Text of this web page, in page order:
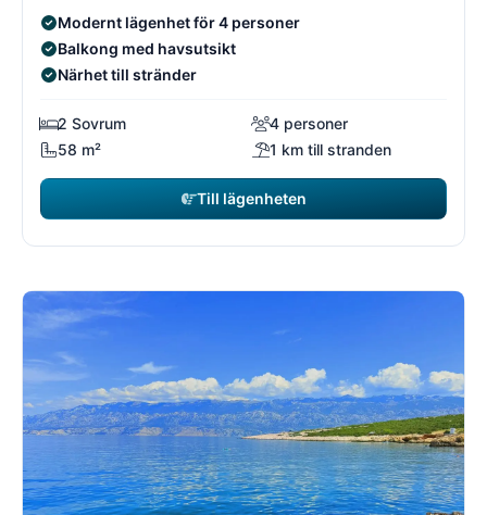
Modernt lägenhet för 4 personer
Balkong med havsutsikt
Närhet till stränder
2 Sovrum
4 personer
58 m²
1 km till stranden
Till lägenheten